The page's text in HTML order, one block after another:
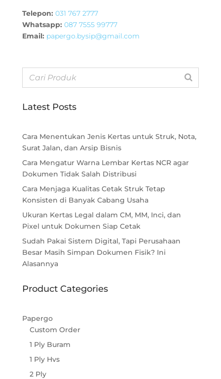
Telepon: 031 767 2777
Whatsapp: 087 7555 99777
Email: papergo.bysip@gmail.com
Latest Posts
Cara Menentukan Jenis Kertas untuk Struk, Nota,
Surat Jalan, dan Arsip Bisnis
Cara Mengatur Warna Lembar Kertas NCR agar
Dokumen Tidak Salah Distribusi
Cara Menjaga Kualitas Cetak Struk Tetap
Konsisten di Banyak Cabang Usaha
Ukuran Kertas Legal dalam CM, MM, Inci, dan
Pixel untuk Dokumen Siap Cetak
Sudah Pakai Sistem Digital, Tapi Perusahaan
Besar Masih Simpan Dokumen Fisik? Ini
Alasannya
Product Categories
Papergo
Custom Order
1 Ply Buram
1 Ply Hvs
2 Ply